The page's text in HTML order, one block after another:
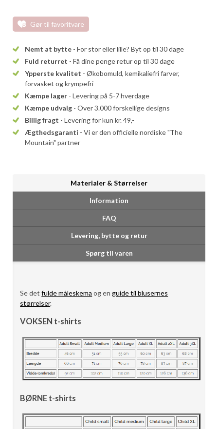
Gør til favoritvare
Nemt at bytte - For stor eller lille? Byt op til 30 dage
Fuld returret - Få dine penge retur op til 30 dage
Ypperste kvalitet - Økobomuld, kemikaliefri farver,
forvasket og krympefri
Kæmpe lager - Levering på 5-7 hverdage
Kæmpe udvalg - Over 3.000 forskellige designs
Billig fragt - Levering for kun kr. 49,-
Ægthedsgaranti - Vi er den officielle nordiske "The
Mountain" partner
Materialer & Størrelser
Information
FAQ
Levering, bytte og retur
Spørg til varen
Se detfulde måleskema og enguide til blusernes
størrelser.
VOKSEN t-shirts
BØRNE t-shirts